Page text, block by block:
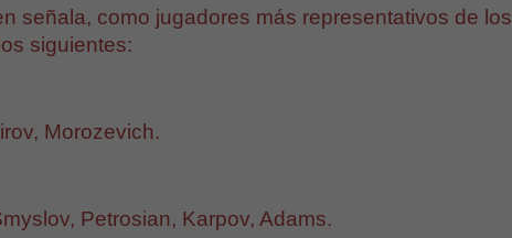
señala, como jugadores más representativos de los
siguientes:
Morozevich.
Petrosian, Karpov, Adams.